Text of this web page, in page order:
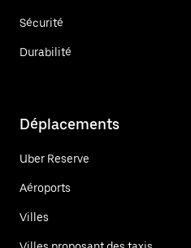
Sécurité
Durabilité
Déplacements
Uber Reserve
Aéroports
Villes